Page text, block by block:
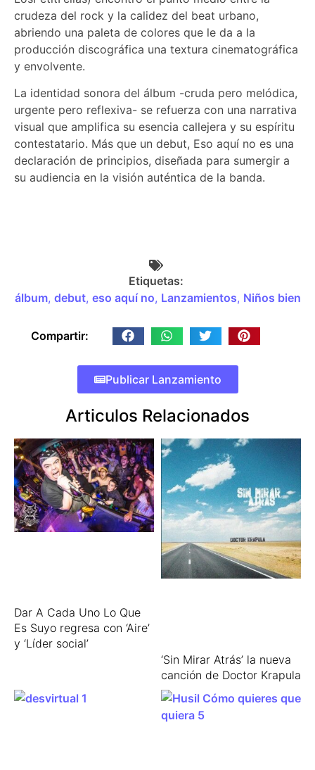
crudeza del rock y la calidez del beat urbano,
abriendo una paleta de colores que le da a la
producción discográfica una textura cinematográfica
y envolvente.
La identidad sonora del álbum -cruda pero melódica,
urgente pero reflexiva- se refuerza con una narrativa
visual que amplifica su esencia callejera y su espíritu
contestatario. Más que un debut, Eso aquí no es una
declaración de principios, diseñada para sumergir a
su audiencia en la visión auténtica de la banda.
Etiquetas:
álbum, debut, eso aquí no, Lanzamientos, Niños bien
Compartir:
Publicar Lanzamiento
Articulos Relacionados
Dar A Cada Uno Lo Que
Es Suyo regresa con ‘Aire’
y ‘Líder social’
‘Sin Mirar Atrás’ la nueva
canción de Doctor Krapula